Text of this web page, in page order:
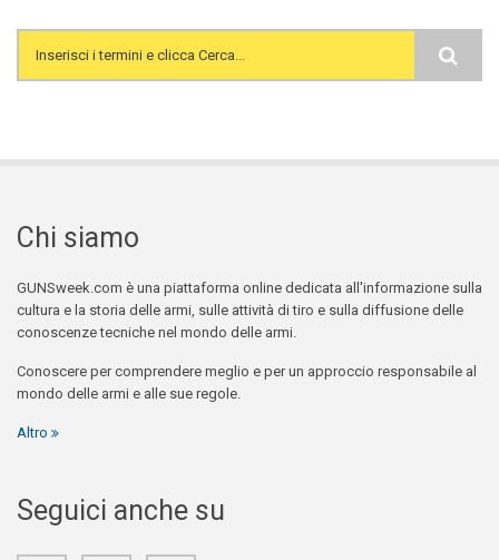
Search form
Chi siamo
GUNSweek.com è una piattaforma online dedicata all'informazione sulla
cultura e la storia delle armi, sulle attività di tiro e sulla diffusione delle
conoscenze tecniche nel mondo delle armi.
Conoscere per comprendere meglio e per un approccio responsabile al
mondo delle armi e alle sue regole.
Altro
Seguici anche su